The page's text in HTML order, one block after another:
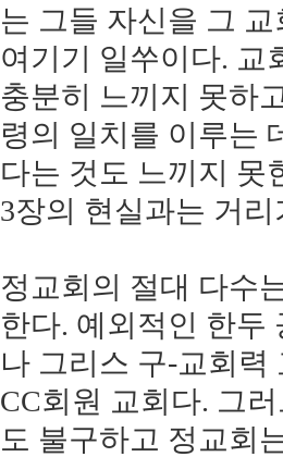
는 그들 자신을 그
여기기 일쑤이다. 교
충분히 느끼지 못하
령의 일치를 이루는
다는 것도 느끼지 못
3장의 현실과는 거
정교회의 절대 다수
한다. 예외적인 한두
나 그리스 구-교회력
CC회원 교회다. 그
도 불구하고 정교회